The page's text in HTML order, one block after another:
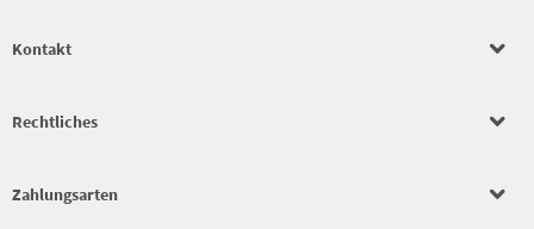
Kontakt
Rechtliches
Zahlungsarten